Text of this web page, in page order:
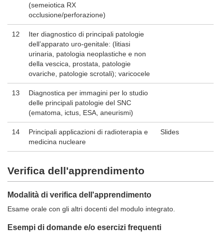
(semeiotica RX
occlusione/perforazione)
12
Iter diagnostico di principali patologie
dell’apparato uro-genitale: (litiasi
urinaria, patologia neoplastiche e non
della vescica, prostata, patologie
ovariche, patologie scrotali); varicocele
13
Diagnostica per immagini per lo studio
delle principali patologie del SNC
(ematoma, ictus, ESA, aneurismi)
14
Principali applicazioni di radioterapia e
medicina nucleare
Slides
Verifica dell'apprendimento
Modalità di verifica dell'apprendimento
Esame orale con gli altri docenti del modulo integrato.
Esempi di domande e/o esercizi frequenti